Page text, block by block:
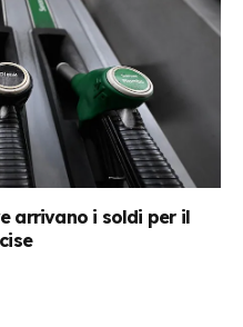
arrivano i soldi per il